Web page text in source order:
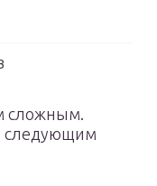
сложным.
следующим